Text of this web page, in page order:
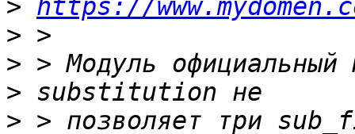
> https://
>
>
>
>